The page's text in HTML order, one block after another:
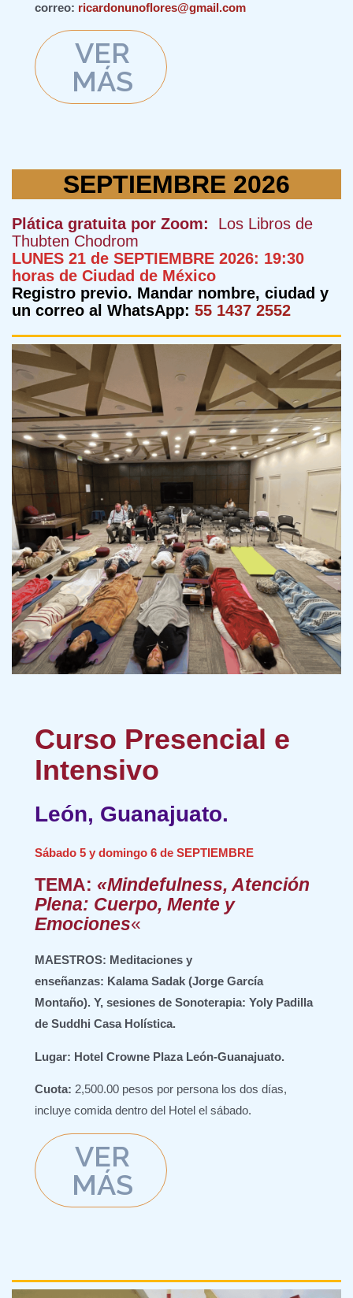
correo: ricardonunoflores@gmail.com
VER
MÁS
SEPTIEMBRE 2026
Plática gratuita por Zoom:
Los Libros de
Thubten Chodrom
LUNES 21 de SEPTIEMBRE 2026: 19:30
horas de Ciudad de México
Registro previo. Mandar nombre, ciudad y
un correo al WhatsApp: 55 1437 2552
Curso Presencial e
Intensivo
León, Guanajuato.
Sábado 5 y domingo 6 de SEPTIEMBRE
TEMA: «Mindefulness, Atención
Plena: Cuerpo, Mente y
Emociones«
MAESTROS: Meditaciones y
enseñanzas: Kalama Sadak (Jorge García
Montaño). Y, sesiones de Sonoterapia: Yoly Padilla
de Suddhi Casa Holística.
Lugar: Hotel Crowne Plaza León-Guanajuato.
Cuota: 2,500.00 pesos por persona los dos días,
incluye comida dentro del Hotel el sábado.
VER
MÁS